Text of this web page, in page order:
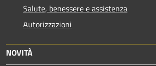
Salute, benessere e assistenza
Autorizzazioni
NOVITÀ